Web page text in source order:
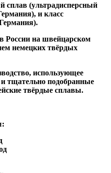
сплав (ультрадисперсный
и класс
России на швейцарском
немецких твёрдых
использующее
тщательно подобранные
твёрдые сплавы.